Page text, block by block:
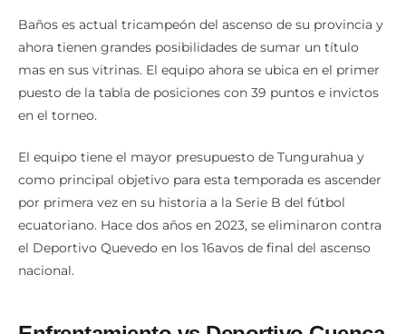
Baños es actual tricampeón del ascenso de su provincia y
ahora tienen grandes posibilidades de sumar un título
mas en sus vitrinas. El equipo ahora se ubica en el primer
puesto de la tabla de posiciones con 39 puntos e invictos
en el torneo.
El equipo tiene el mayor presupuesto de Tungurahua y
como principal objetivo para esta temporada es ascender
por primera vez en su historia a la Serie B del fútbol
ecuatoriano. Hace dos años en 2023, se eliminaron contra
el Deportivo Quevedo en los 16avos de final del ascenso
nacional.